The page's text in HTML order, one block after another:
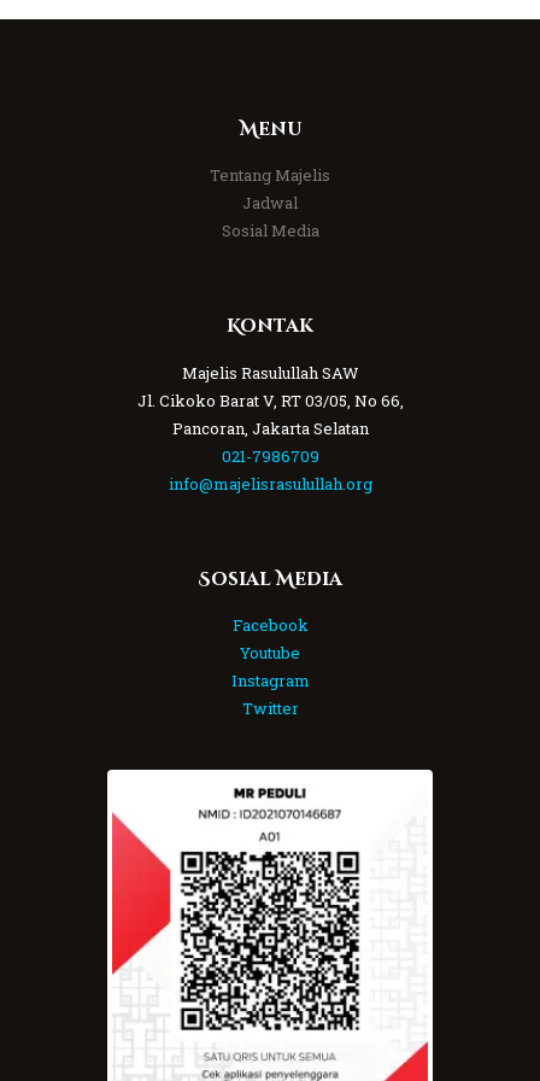
Menu
Tentang Majelis
Jadwal
Sosial Media
Kontak
Majelis Rasulullah SAW
Jl. Cikoko Barat V, RT 03/05, No 66,
Pancoran, Jakarta Selatan
021-7986709
info@majelisrasulullah.org
Sosial Media
Facebook
Youtube
Instagram
Twitter